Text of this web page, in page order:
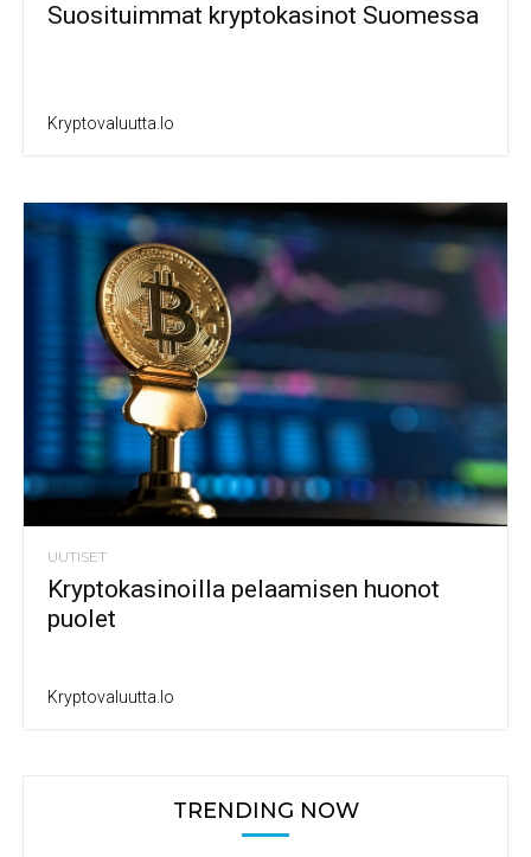
Suosituimmat kryptokasinot Suomessa
Kryptovaluutta.io
UUTISET
Kryptokasinoilla pelaamisen huonot
puolet
Kryptovaluutta.io
TRENDING NOW